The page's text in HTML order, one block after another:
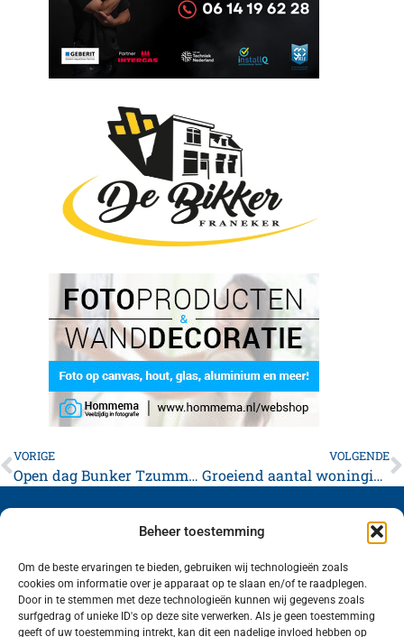
Beheer toestemming
Om de beste ervaringen te bieden, gebruiken wij technologieën zoals
cookies om informatie over je apparaat op te slaan en/of te raadplegen.
Door in te stemmen met deze technologieën kunnen wij gegevens zoals
surfgedrag of unieke ID's op deze site verwerken. Als je geen toestemming
geeft of uw toestemming intrekt, kan dit een nadelige invloed hebben op
VORIGE
Open dag Bunker Tzummarum
VOLGENDE
Groeiend aantal woninginbraken aangepakt
Volg ons (hierboven) op social media!